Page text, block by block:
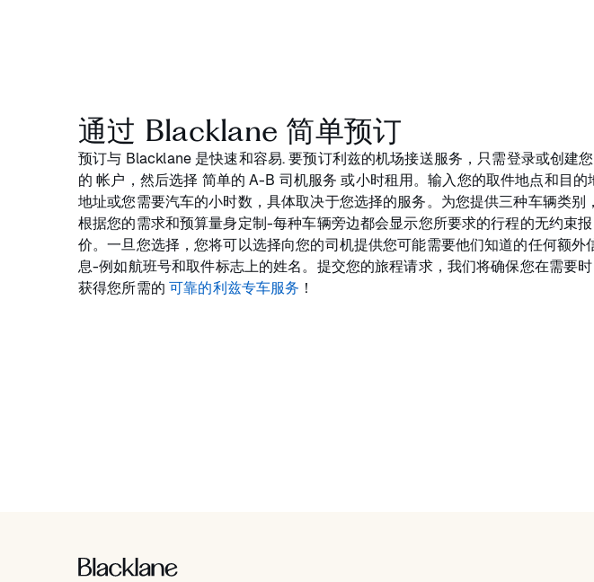
通过 Blacklane 简单预订
预订与 Blacklane 是快速和容易. 要预订利兹的机场接送服务，只需登录或创建您
的 帐户，然后选择 简单的 A-B 司机服务 或小时租用。输入您的取件地点和目的
地址或您需要汽车的小时数，具体取决于您选择的服务。为您提供三种车辆类别，
根据您的需求和预算量身定制-每种车辆旁边都会显示您所要求的行程的无约束报
价。一旦您选择，您将可以选择向您的司机提供您可能需要他们知道的任何额外
息-例如航班号和取件标志上的姓名。提交您的旅程请求，我们将确保您在需要时
获得您所需的可靠的利兹专车服务 ！